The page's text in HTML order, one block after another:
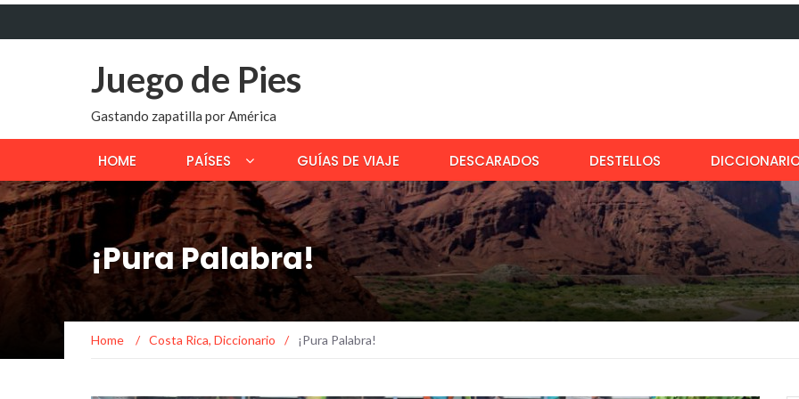
Juego de Pies
Gastando zapatilla por América
HOME PAÍSES GUÍAS DE VIAJE DESCARADOS DESTELLOS
¡Pura Palabra!
Home / Costa Rica, Diccionario / ¡Pura Palabra!